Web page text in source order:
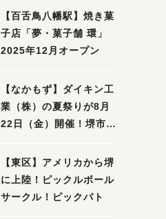
【百舌鳥八幡駅】焼き菓
子店「夢・菓子舗 環」
2025年12月オープン
【なかもず】ダイキン工
業（株）の夏祭りが8月
22日（金）開催！堺市北
納涼祭
【東区】アメリカから堺
に上陸！ピックルボール
サークル！ピックバト